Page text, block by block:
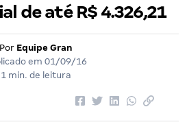
de até R$ 4.326,21
Por Equipe Gran
em 01/09/16
1 min. de leitura